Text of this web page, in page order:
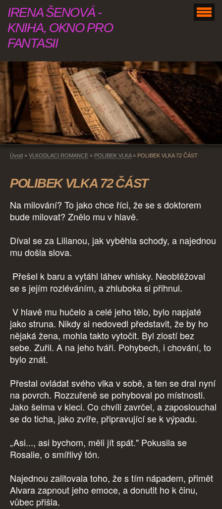
IRENA ŠENOVÁ -
KNIHA, OKNO PRO
FANTASII
Úvod » VLKODLACI ROMANCE » POLIBEK VLKA» POLIBEK VLKA 72 ČÁST
POLIBEK VLKA 72 ČÁST
Na milování? To jako chce říci, že se s doktorem
bude milovat? Znělo mu v hlavě.
Díval se za Lilianou, jak vyběhla schody, a najednou
mu došla slova.
Přešel k baru a vytáhl láhev whisky. Neobtěžoval
se s jejím rozléváním, a zhluboka si přihnul.
V hlavě mu hučelo a celé jeho tělo, bylo napjaté
jako struna. Nikdy si nedovedl představit, že by ho
nějaká žena, mohla takto vytočit. Byl zlostí bez
sebe. Zuřil. A na jeho tváři. Pohybech, i chování, to
bylo znát.
Přestal ovládat svého vlka v sobě, a ten se dral nyní
na povrch. Rozzuřeně se pohyboval po místnosti.
Jako šelma v kleci. Co chvíli zavrčel, a zaposlouchal
se do ticha, jako zvíře, připravující se k výpadu.
„Asi..., asi bychom, měli jít spát." Pokusila se
Rosalie, o smířlivý tón.
Najednou zalitovala toho, že s tím nápadem, přimět
Alvara zapnout jeho emoce, a donutit ho k činu,
vůbec přišla.